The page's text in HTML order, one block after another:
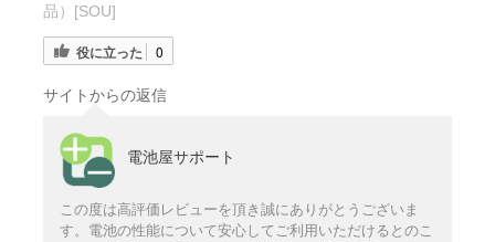
品）[SOU]
役に立った 0
サイトからの返信
電池屋サポート
この度は高評価レビューを頂き誠にありがとうございま
す。電池の性能について安心してご利用いただけるとのこ